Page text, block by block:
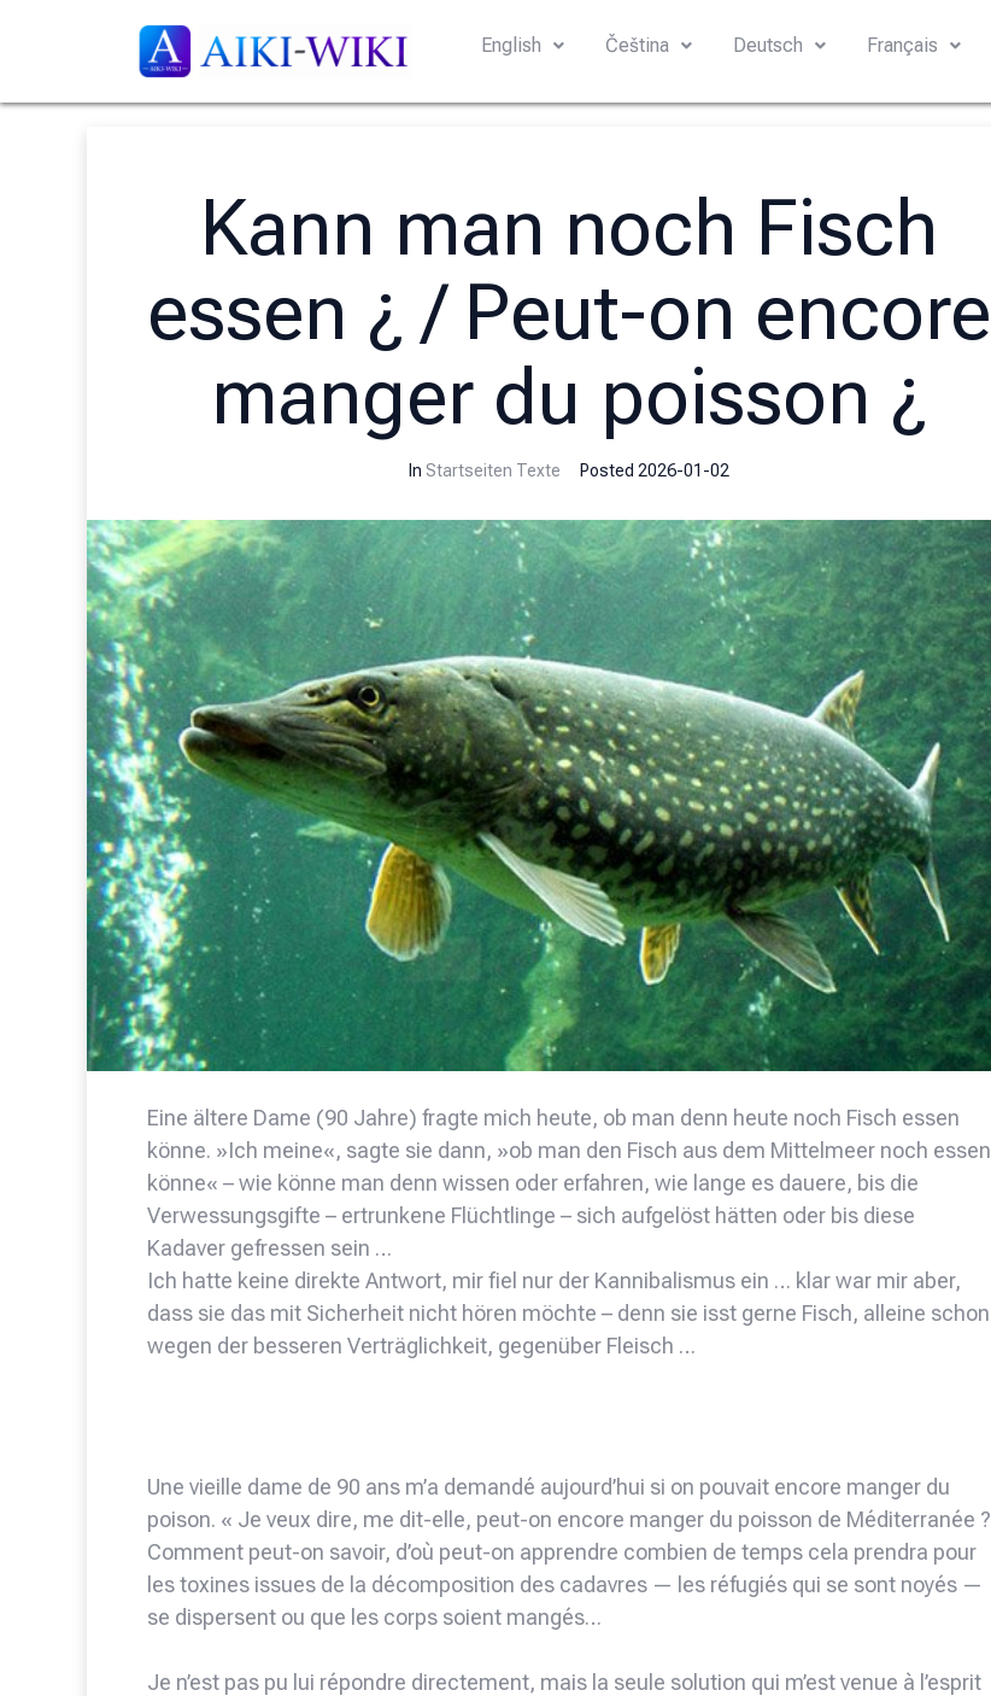
English Čeština Deutsch Français
Kann man noch Fisch
essen ¿ / Peut-on encore
manger du poisson ¿
In Startseiten Texte Posted 2026-01-02
Eine ältere Dame (90 Jahre) fragte mich heute, ob man denn heute noch Fisch essen
könne. »Ich meine«, sagte sie dann, »ob man den Fisch aus dem Mittelmeer noch essen
könne« – wie könne man denn wissen oder erfahren, wie lange es dauere, bis die
Verwessungsgifte – ertrunkene Flüchtlinge – sich aufgelöst hätten oder bis diese
Kadaver gefressen sein …
Ich hatte keine direkte Antwort, mir fiel nur der Kannibalismus ein … klar war mir aber,
dass sie das mit Sicherheit nicht hören möchte – denn sie isst gerne Fisch, alleine schon
wegen der besseren Verträglichkeit, gegenüber Fleisch …
Une vieille dame de 90 ans m’a demandé aujourd’hui si on pouvait encore manger du
poison. « Je veux dire, me dit-elle, peut-on encore manger du poisson de Méditerranée ?
Comment peut-on savoir, d’où peut-on apprendre combien de temps cela prendra pour
les toxines issues de la décomposition des cadavres — les réfugiés qui se sont noyés —
se dispersent ou que les corps soient mangés…
Je n’est pas pu lui répondre directement, mais la seule solution qui m’est venue à l’esprit